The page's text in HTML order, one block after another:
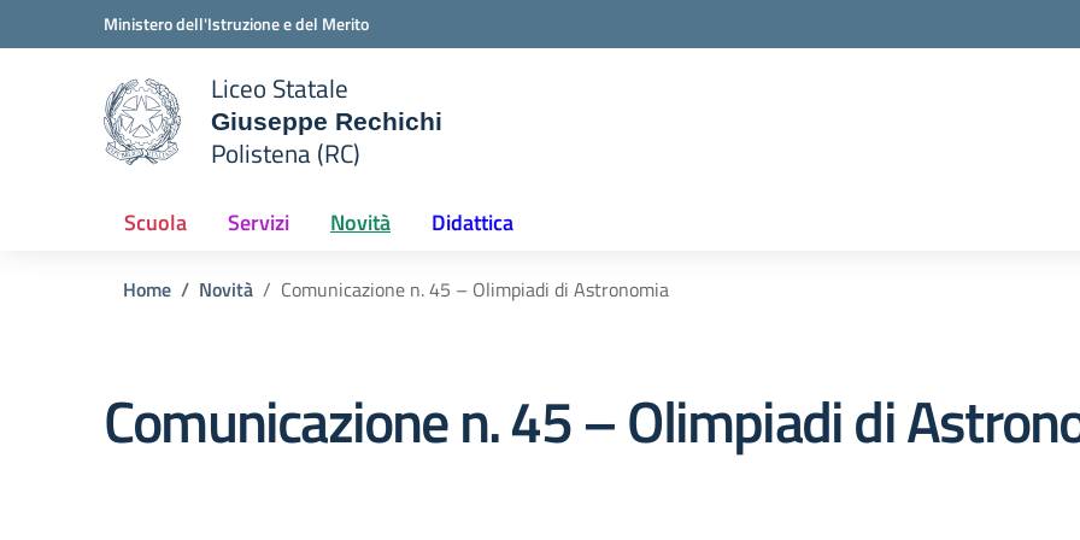
Vai ai contenuti
Vai al menu di navigazioneMinistero dell'Istruzione e del Merito
scuola
Liceo Statale
Giuseppe Rechichi
Polistena (RC)
Scuola Servizi Novità Didattica
Home Novità Comunicazione n. 45 – Olimpiadi di Astronomia
Comunicazione n. 45 – Olimpiadi di